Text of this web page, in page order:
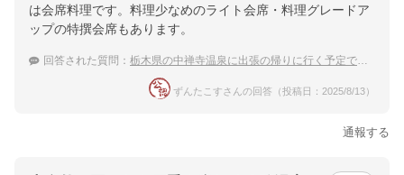
は会席料理です。料理少なめのライト会席・料理グレードア
ップの特撰会席もあります。
回答された質問： 栃木県の中禅寺温泉に出張の帰りに行く予定です。1泊30,000円以下の宿を探し中！
ずんたこすさんの回答（投稿日：2025/8/13）
通報する